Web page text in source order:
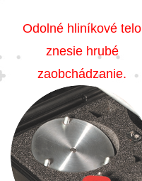
Odolné hliníkové telo
znesie hrubé
zaobchádzanie.